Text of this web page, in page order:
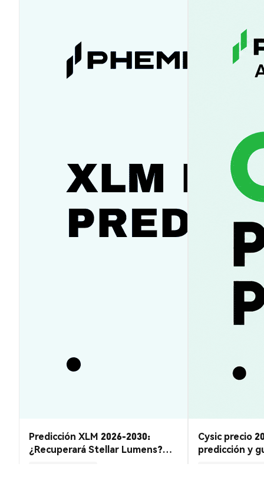
Predicción XLM 2026-2030:
¿Recuperará Stellar Lumens?
Cysic precio
predicción y